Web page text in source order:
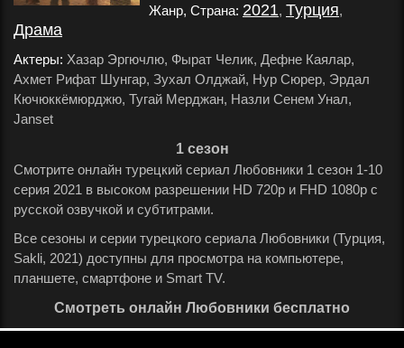
Жанр, Страна: 2021, Турция,
Драма
Актеры: Хазар Эргючлю, Фырат Челик, Дефне Каялар,
Ахмет Рифат Шунгар, Зухал Олджай, Нур Сюрер, Эрдал
Кючюккёмюрджю, Тугай Мерджан, Назли Сенем Унал,
Janset
1 сезон
Смотрите онлайн турецкий сериал Любовники 1 сезон 1-10
серия 2021 в высоком разрешении HD 720p и FHD 1080p с
русской озвучкой и субтитрами.
Все сезоны и серии турецкого сериала Любовники (Турция,
Sakli, 2021) доступны для просмотра на компьютере,
планшете, смартфоне и Smart TV.
Смотреть онлайн Любовники бесплатно